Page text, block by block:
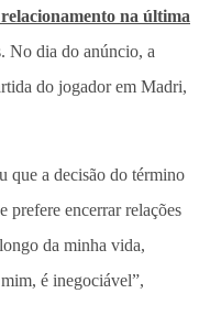
na última
No dia do anúncio, a
do jogador em Madri,
que a decisão do término
prefere encerrar relações
da minha vida,
é inegociável”,